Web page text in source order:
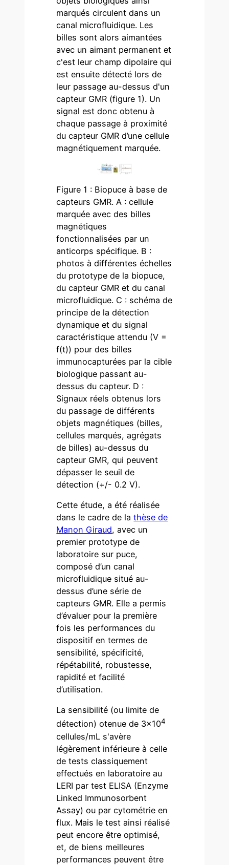
marqués circulent dans un
canal microfluidique. Les
billes sont alors aimantées
avec un aimant permanent et
c'est leur champ dipolaire qui
est ensuite détecté lors de
leur passage au-dessus d'un
capteur GMR (figure 1). Un
signal est donc obtenu à
chaque passage à proximité
du capteur GMR d’une cellule
magnétiquement marquée.
Figure 1 : Biopuce à base de
capteurs GMR. A : cellule
marquée avec des billes
magnétiques
fonctionnalisées par un
anticorps spécifique. B :
photos à différentes échelles
du prototype de la biopuce,
du capteur GMR et du canal
microfluidique. C : schéma de
principe de la détection
dynamique et du signal
caractéristique attendu (V =
f(t)) pour des billes
immunocapturées par la cible
biologique passant au-
dessus du capteur. D :
Signaux réels obtenus lors
du passage de différents
objets magnétiques (billes,
cellules marqués, agrégats
de billes) au-dessus du
capteur GMR, qui peuvent
dépasser le seuil de
détection (+/- 0.2 V).
Cette étude, a été réalisée
dans le cadre de lathèse de
Manon Giraud, avec un
premier prototype de
laboratoire sur puce,
composé d’un canal
microfluidique situé au-
dessus d’une série de
capteurs GMR. Elle a permis
d’évaluer pour la première
fois les performances du
dispositif en termes de
sensibilité, spécificité,
répétabilité, robustesse,
rapidité et facilité
d’utilisation.
La sensibilité (ou limite de
détection) otenue de 3×104
cellules/mL s'avère
légèrement inférieure à celle
de tests classiquement
effectués en laboratoire au
LERI par test ELISA (Enzyme
Linked Immunosorbent
Assay) ou par cytométrie en
flux. Mais le test ainsi réalisé
peut encore être optimisé,
et, de biens meilleures
performances peuvent être